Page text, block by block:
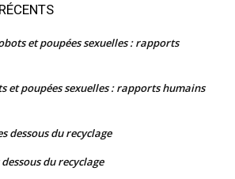
et poupées sexuelles : rapports
et poupées sexuelles : rapports humains
dessous du recyclage
dessous du recyclage